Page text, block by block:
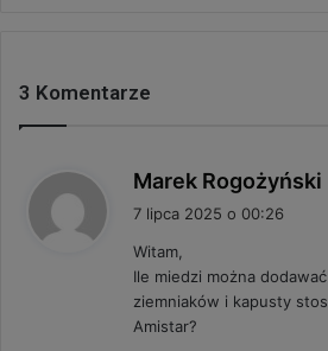
3 Komentarze
Marek Rogożyński
e
:
7 lipca 2025 o 00:26
Witam,
Ile miedzi można
ziemniaków i kapusty
Amistar?